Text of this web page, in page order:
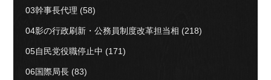
03幹事長代理 (58)
04影の行政刷新・公務員制度改革担当相 (218)
05自民党役職停止中 (171)
06国際局長 (83)